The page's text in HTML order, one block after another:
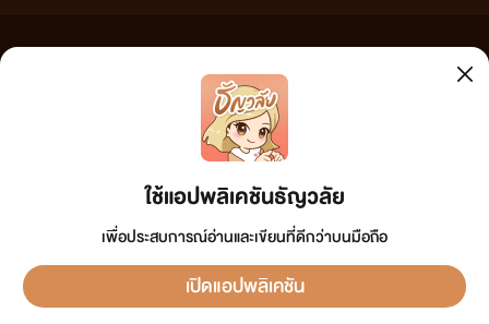
ใช้แอปพลิเคชันธัญวลัย
เพื่อประสบการณ์อ่านและเขียนที่ดีกว่าบนมือถือ
เปิดแอปพลิเคชัน
เว็บไซต์แห่งนี้ไม่ได้เห็นด้วยและไม่ขอรับผิดชอบต่อข้อความใดๆ ทั้งสิ้น ดังนั้นผู้อ่านทุกท่านโปรดใช้
วิจารณญาณในการกลั่นกรองด้วยตนเอง และหากท่านพบข้อความใดๆ ที่ขัดต่อกฎหมายและศีลธรรม
กรุณาแจ้งมาที่ tunwalai@ookbee.com เพื่อทีมงานจะได้ดำเนินการในทันที ทั้งนี้ ทางเว็บไซต์ขอสงวน
ลิขสิทธิ์ตามพระราชบัญญัติลิขสิทธิ์ (ฉบับเพิ่มเติม) พ.ศ.2558